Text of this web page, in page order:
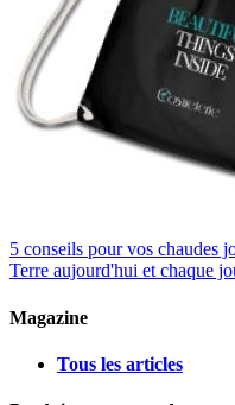
5 conseils pour vos chaudes
Terre aujourd'hui et chaque
Magazine
Tous les articles